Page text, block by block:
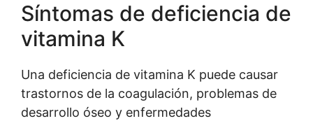
Síntomas de deficiencia de
vitamina K
Una deficiencia de vitamina K puede causar
trastornos de la coagulación, problemas de
desarrollo óseo y enfermedades